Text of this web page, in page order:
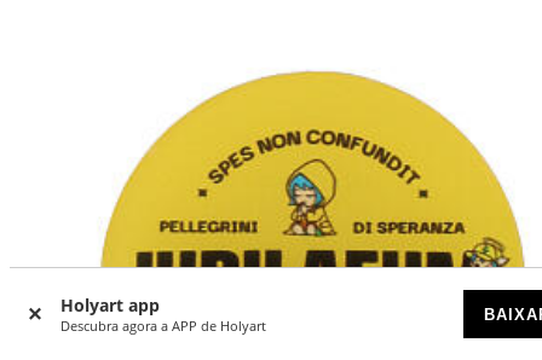
Holyart app
Descubra agora a APP de Holyart